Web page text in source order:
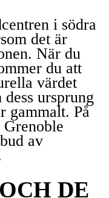
i södra
det är
När du
du att
värdet
ursprung
gammalt. På
av
DE